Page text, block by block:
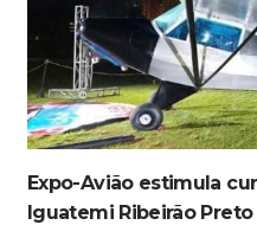
Expo-Avião estimula
Iguatemi Ribeirão Preto